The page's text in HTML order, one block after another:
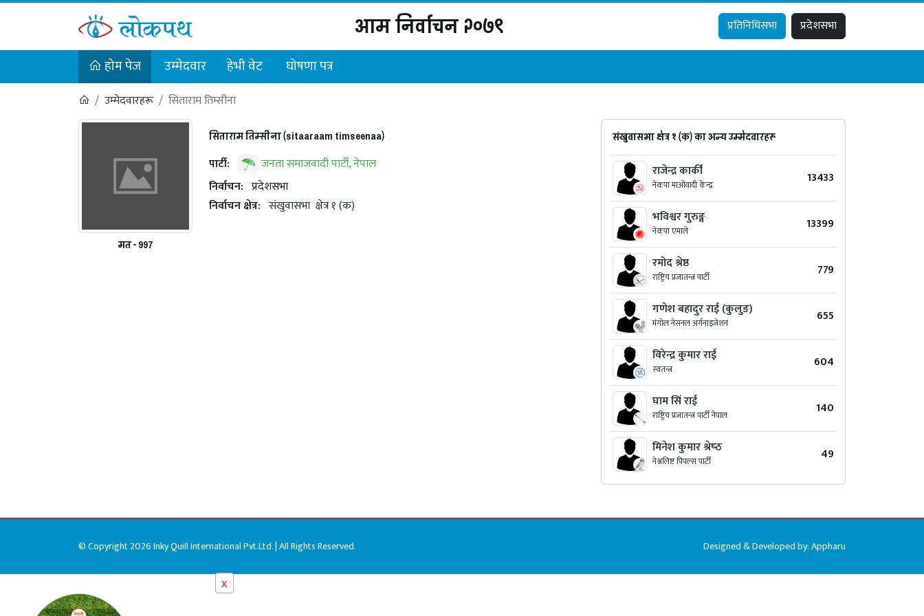
आम निर्वाचन २०७९ प्रतिनिधिसभा प्रदेशसभा
होम पेज उम्मेदवार हेभी वेट घोषणा पत्र
उम्मेदवारहरू सिताराम तिम्सीना
मत - 997
सिताराम तिम्सीना (sitaaraam timseenaa)
पार्टी:
जनता समाजवादी पार्टी, नेपाल
निर्वाचन: प्रदेशसभा
निर्वाचन क्षेत्र: संखुवासभा क्षेत्र १ (क)
संखुवासभा क्षेत्र १ (क) का अन्य उम्मेदवारहरू
राजेन्द्र कार्की
नेकपा माओवादी केन्द्र 13433
भविश्वर गुरुङ्ग
नेकपा एमाले 13399
रमोद श्रेष्ठ
राष्ट्रिय प्रजातन्त्र पार्टी 779
गणेश बहादुर राई (कुलुङ)
मंगोल नेसनल अर्गनाइजेशन 655
विरेन्द्र कुमार राई
स्वतन्त्र 604
घाम सिं राई
राष्ट्रिय प्रजातन्त्र पार्टी नेपाल 140
मिनेश कुमार श्रेष्‍ठ
नेश्नलिष्ट पिपल्स पार्टी 49
x
© Copyright 2026 Inky Quill International Pvt.Ltd. | All Rights Reserved. Designed & Developed by:Appharu